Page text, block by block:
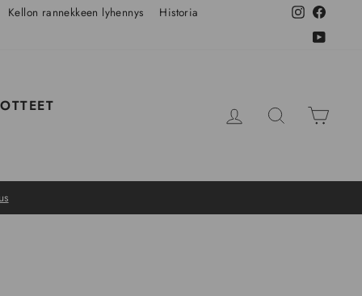
Kellon rannekkeen lyhennys Historia Instagram
KIRJAUDU SISÄÄN
HAKU